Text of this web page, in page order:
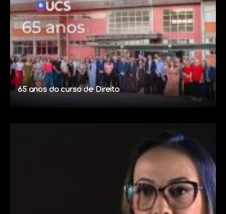
65 anos do curso de Direito